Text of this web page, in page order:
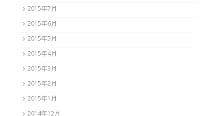
2015年7月
2015年6月
2015年5月
2015年4月
2015年3月
2015年2月
2015年1月